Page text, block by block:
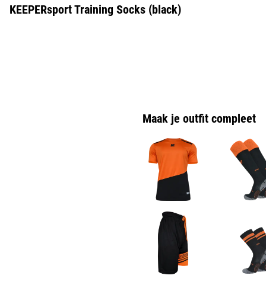
KEEPERsport Training Socks (black)
Maak je outfit compleet